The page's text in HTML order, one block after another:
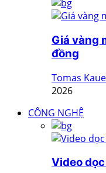
Giá vàng
đồng
Tomas
2026
CÔNG NGHỆ
Video